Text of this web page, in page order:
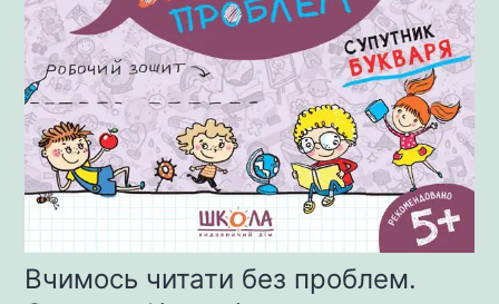
Вчимось читати без проблем.